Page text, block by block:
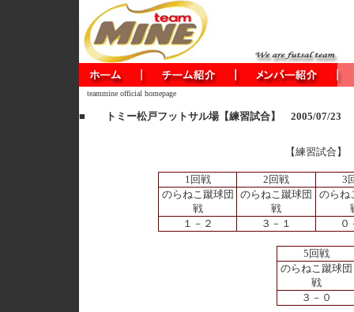
teammine official homepage
■ トミー松戸フットサル場【練習試合】 2005/07/23
【練習試合】
1回戦 2回戦
3
のらねこ蹴球団
戦
のらねこ蹴球団
戦
のらね
１－２
３－１ ０
5回戦
のらねこ蹴球団
戦
３－０